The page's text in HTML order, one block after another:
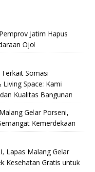
Jatim Hapus
Ojol
Somasi
Space: Kami
Kualitas Bangunan
Gelar Porseni,
Kemerdekaan
Lapas Malang Gelar
Kesehatan Gratis untuk